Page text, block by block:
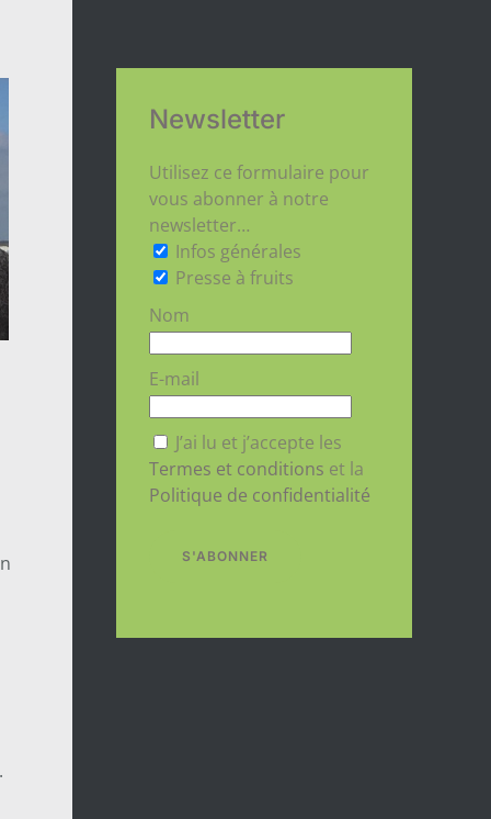
Newsletter
Utilisez ce formulaire pour
vous abonner à notre
newsletter…
Infos générales
Presse à fruits
Nom
E-mail
J’ai lu et j’accepte les
Termes et conditions et la
Politique de confidentialité
S'ABONNER